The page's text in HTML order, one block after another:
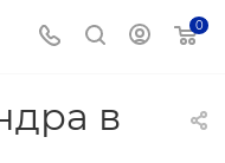
0
в